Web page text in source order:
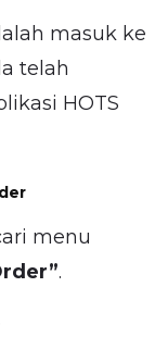
masuk ke
telah
HOTS
menu
.